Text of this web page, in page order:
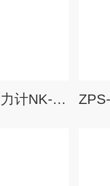
NK-500指针推拉力计NK-200